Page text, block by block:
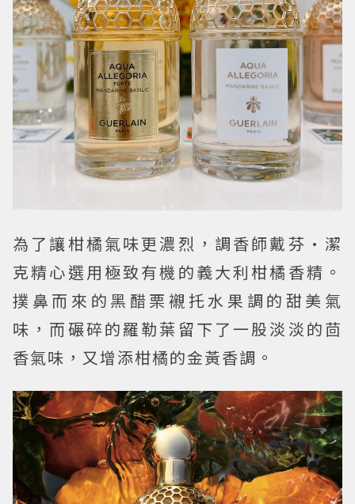
為了讓柑橘氣味更濃烈，調香師戴芬·潔
克精心選用極致有機的義大利柑橘香精。
撲鼻而來的黑醋栗襯托水果調的甜美氣
味，而碾碎的羅勒葉留下了一股淡淡的茴
香氣味，又增添柑橘的金黃香調。